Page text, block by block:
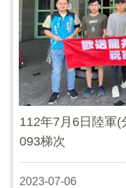
112年7月6日陸軍(
093梯次
2023-07-06